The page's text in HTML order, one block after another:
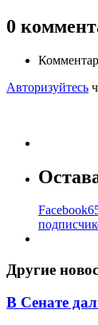
0
Авторизуйтесь
Facebook
Другие
В Сенате